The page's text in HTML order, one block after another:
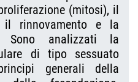
(mitosi), il
il rinnovamento e la
Sono analizzati la
di tipo sessuato
generali della